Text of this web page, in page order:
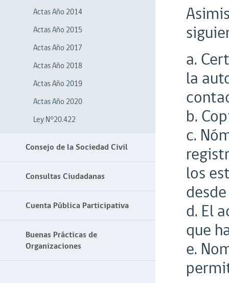
Actas Año 2014
Actas Año 2015
Actas Año 2017
Actas Año 2018
Actas Año 2019
Actas Año 2020
Ley N°20.422
Consejo de la Sociedad Civil
Consultas Ciudadanas
Cuenta Pública Participativa
Buenas Prácticas de
Organizaciones
a.
la
b.
c.
los
d. El
que
e.